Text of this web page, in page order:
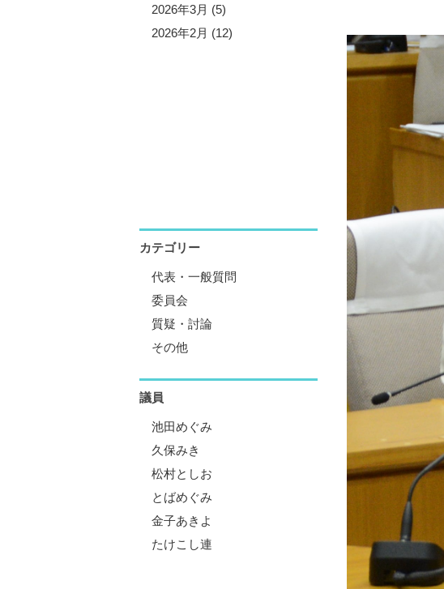
2026年3月 (5)
2026年2月 (12)
カテゴリー
代表・一般質問
委員会
質疑・討論
その他
議員
池田めぐみ
久保みき
松村としお
とばめぐみ
金子あきよ
たけこし連